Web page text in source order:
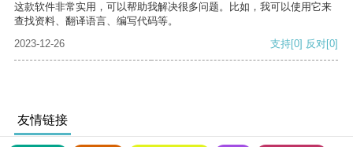
这款软件非常实用，可以帮助我解决很多问题。比如，我可以使用它来
查找资料、翻译语言、编写代码等。
2023-12-26
支持[0] 反对[0]
友情链接